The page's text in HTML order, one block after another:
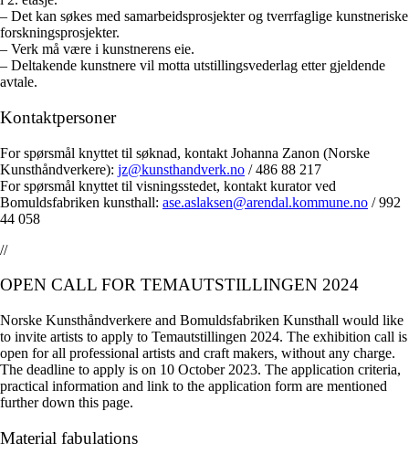
– Det kan søkes med samarbeidsprosjekter og tverrfaglige kunstneriske
forskningsprosjekter.
– Verk må være i kunstnerens eie.
– Deltakende kunstnere vil motta utstillingsvederlag etter gjeldende
avtale.
Kontaktpersoner
For spørsmål knyttet til søknad, kontakt Johanna Zanon (Norske
Kunsthåndverkere): jz@kunsthandverk.no / 486 88 217
For spørsmål knyttet til visningsstedet, kontakt kurator ved
Bomuldsfabriken kunsthall: ase.aslaksen@arendal.kommune.no / 992
44 058
//
OPEN CALL FOR TEMAUTSTILLINGEN 2024
Norske Kunsthåndverkere and Bomuldsfabriken Kunsthall would like
to invite artists to apply to Temautstillingen 2024. The exhibition call is
open for all professional artists and craft makers, without any charge.
The deadline to apply is on 10 October 2023. The application criteria,
practical information and link to the application form are mentioned
further down this page.
Material fabulations